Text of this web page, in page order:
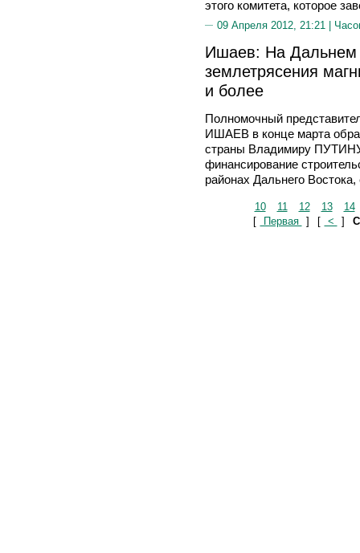
этого комитета, которое
09 Апреля 2012, 21:21 |
Ишаев: На Дальнем
землетрясения
и более
Полномочный
ИШАЕВ в конце марта
страны Владимиру
финансирование
районах Дальнего
10 11 12 13
14
[
Первая ] [ < ]